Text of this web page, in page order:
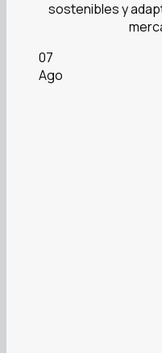
sostenibles y
07
Ago